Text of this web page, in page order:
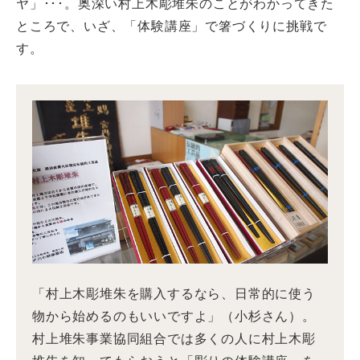
ヤ」･･･。奥深い村上木彫堆朱のことがわかってきた
ところで、いざ、「体験講座」で箸づくりに挑戦で
す。
「村上木彫堆朱を購入するなら、日常的に使う
物から始めるのもいいですよ」（小杉さん）。
村上堆朱事業協同組合では多くの人に村上木彫